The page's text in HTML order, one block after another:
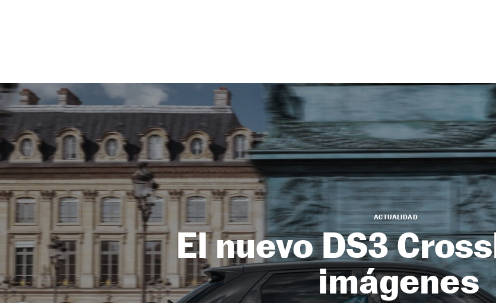
ACTUALIDAD
El nuevo DS3
imágenes